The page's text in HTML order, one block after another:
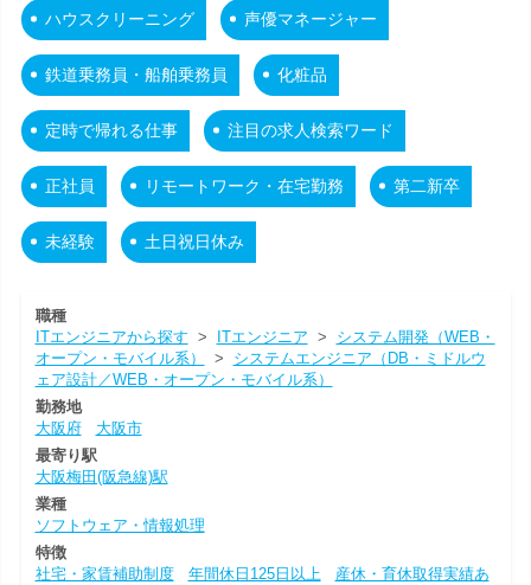
ハウスクリーニング 声優マネージャー
鉄道乗務員・船舶乗務員 化粧品
定時で帰れる仕事 注目の求人検索ワード
正社員 リモートワーク・在宅勤務 第二新卒
未経験 土日祝日休み
職種
ITエンジニアから探す > ITエンジニア > システム開発（WEB・
オープン・モバイル系）
> システムエンジニア（DB・ミドルウ
ェア設計／WEB・オープン・モバイル系）
勤務地
大阪府
大阪市
最寄り駅
大阪梅田(阪急線)駅
業種
ソフトウェア・情報処理
特徴
社宅・家賃補助制度
年間休日125日以上
産休・育休取得実績あ